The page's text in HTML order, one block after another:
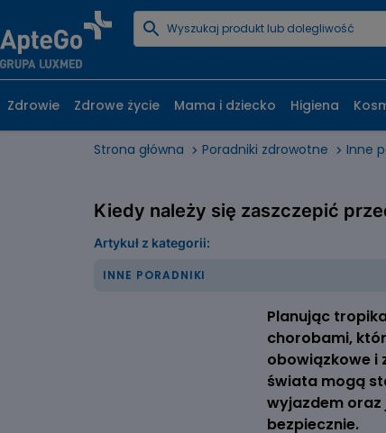
Strona główna Poradniki zdrowotne Inne
Kiedy należy się zaszczepić
Artykuł z kategorii:
INNE PORADNIKI
Planując
chorobami,
obowiązkowe i
świata mogą
wyjazdem
bezpiecznie.
Zdrowie Zdrowe życie Mama i dziecko Higiena